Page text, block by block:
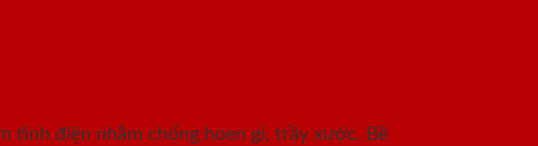
tĩnh điện nhằm chống hoen gỉ, trầy xước. Bề